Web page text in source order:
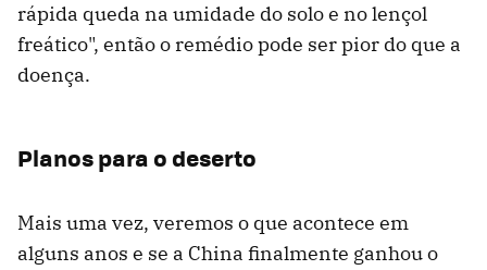
rápida queda na umidade do solo e no lençol
freático", então o remédio pode ser pior do que a
doença.
Planos para o deserto
Mais uma vez, veremos o que acontece em
alguns anos e se a China finalmente ganhou o